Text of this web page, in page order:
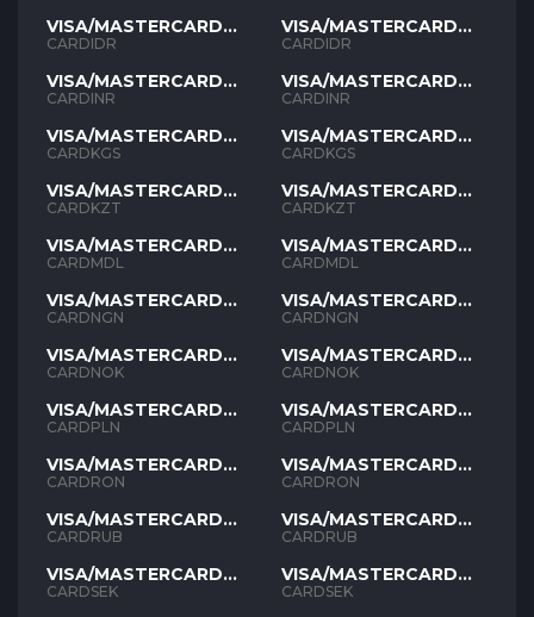
VISA/MASTERCARD
IDR
CARDIDR
VISA/MASTERCARD
INR
CARDINR
VISA/MASTERCARD
KGS
CARDKGS
VISA/MASTERCARD
KZT
CARDKZT
VISA/MASTERCARD
MDL
CARDMDL
VISA/MASTERCARD
NGN
CARDNGN
VISA/MASTERCARD
NOK
CARDNOK
VISA/MASTERCARD
PLN
CARDPLN
VISA/MASTERCARD
RON
CARDRON
VISA/MASTERCARD
RUB
CARDRUB
VISA/MASTERCARD
SEK
CARDSEK
VISA/MASTERCARD
IDR
CARDIDR
VISA/MASTERCARD
INR
CARDINR
VISA/MASTERCARD
KGS
CARDKGS
VISA/MASTERCARD
KZT
CARDKZT
VISA/MASTERCARD
MDL
CARDMDL
VISA/MASTERCARD
NGN
CARDNGN
VISA/MASTERCARD
NOK
CARDNOK
VISA/MASTERCARD
PLN
CARDPLN
VISA/MASTERCARD
RON
CARDRON
VISA/MASTERCARD
RUB
CARDRUB
VISA/MASTERCARD
SEK
CARDSEK